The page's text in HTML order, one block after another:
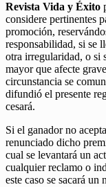
Revista Vida y Éxito
considere pertinentes
promoción,
responsabilidad, si se
otra irregularidad, o si
mayor que afecte
circunstancia se
difundió el presente
cesará.
Si el ganador no
renunciado dicho
cual se levantará un
cualquier reclamo o
este caso se sacará